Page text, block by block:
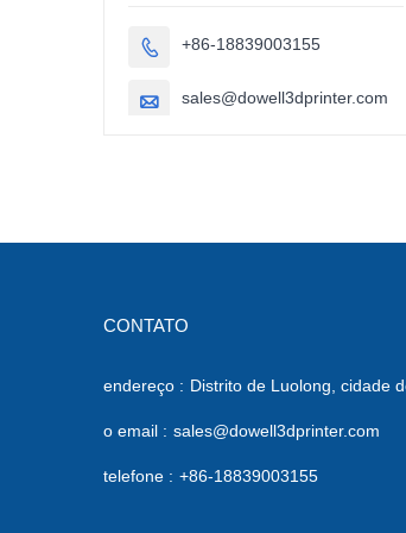
mm).
 +86-18839003155
 sales@dowell3dprinter.com
CONTATO
endereço : Distrito de Luolong, cidade
o email : sales@dowell3dprinter.com
telefone : +86-18839003155